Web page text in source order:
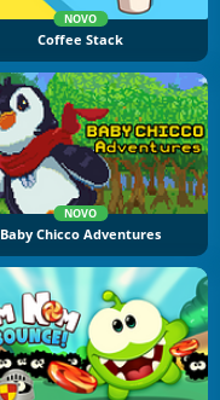
NOVO
Coffee Stack
NOVO
Baby Chicco Adventures